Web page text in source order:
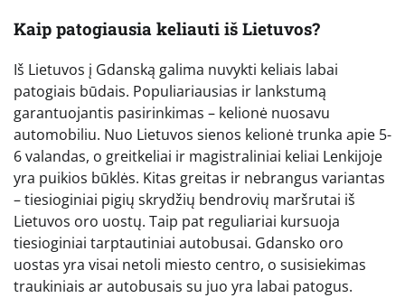
Kaip patogiausia keliauti iš Lietuvos?
Iš Lietuvos į Gdanską galima nuvykti keliais labai
patogiais būdais. Populiariausias ir lankstumą
garantuojantis pasirinkimas – kelionė nuosavu
automobiliu. Nuo Lietuvos sienos kelionė trunka apie 5-
6 valandas, o greitkeliai ir magistraliniai keliai Lenkijoje
yra puikios būklės. Kitas greitas ir nebrangus variantas
– tiesioginiai pigių skrydžių bendrovių maršrutai iš
Lietuvos oro uostų. Taip pat reguliariai kursuoja
tiesioginiai tarptautiniai autobusai. Gdansko oro
uostas yra visai netoli miesto centro, o susisiekimas
traukiniais ar autobusais su juo yra labai patogus.